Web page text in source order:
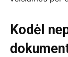
Kodėl